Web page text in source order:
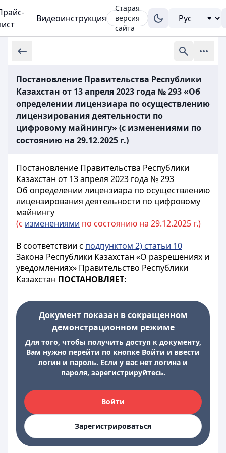
Видеоинструкция
Старая
версия
сайта
Постановление Правительства Республики
Казахстан от 13 апреля 2023 года № 293 «Об
определении лицензиара по осуществлению
лицензирования деятельности по
цифровому майнингу» (с изменениями по
состоянию на 29.12.2025 г.)
Постановление Правительства Республики
Казахстан от 13 апреля 2023 года № 293
Об определении лицензиара по осуществлению
лицензирования деятельности по цифровому
майнингу
(с изменениями по состоянию на 29.12.2025 г.)
В соответствии с подпунктом 2) статьи 10
Закона Республики Казахстан «О разрешениях и
уведомлениях» Правительство Республики
Казахстан ПОСТАНОВЛЯЕТ:
Документ показан в сокращенном
демонстрационном режиме
Для того, чтобы получить доступ к документу,
Вам нужно перейти по кнопке Войти и ввести
логин и пароль. Если у вас нет логина и
пароля, зарегистрируйтесь.
Войти
Зарегистрироваться